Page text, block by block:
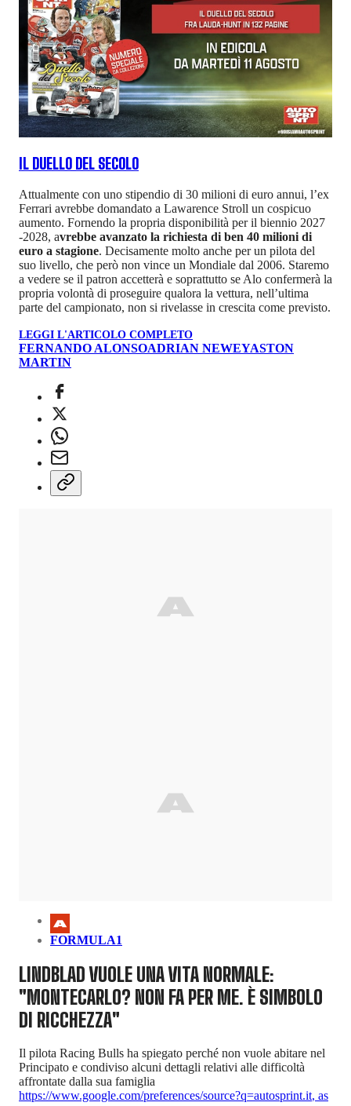
IL DUELLO DEL SECOLO
Attualmente con uno stipendio di 30 milioni di euro annui, l’ex
Ferrari avrebbe domandato a Lawarence Stroll un cospicuo
aumento. Fornendo la propria disponibilità per il biennio 2027
-2028, avrebbe avanzato la richiesta di ben 40 milioni di
euro a stagione. Decisamente molto anche per un pilota del
suo livello, che però non vince un Mondiale dal 2006. Staremo
a vedere se il patron accetterà e soprattutto se Alo confermerà la
propria volontà di proseguire qualora la vettura, nell’ultima
parte del campionato, non si rivelasse in crescita come previsto.
LEGGI L'ARTICOLO COMPLETO
FERNANDO ALONSOADRIAN NEWEYASTON
MARTIN
FORMULA1
LINDBLAD VUOLE UNA VITA NORMALE:
"MONTECARLO? NON FA PER ME. È SIMBOLO
DI RICCHEZZA"
Il pilota Racing Bulls ha spiegato perché non vuole abitare nel
Principato e condiviso alcuni dettagli relativi alle difficoltà
affrontate dalla sua famiglia
https://www.google.com/preferences/source?q=autosprint.it, as